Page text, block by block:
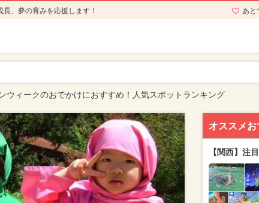
、夢の育みを応援します！ あと
ウィークのおでかけにおすすめ！人気スポットランキング
オススメ
【関西】注